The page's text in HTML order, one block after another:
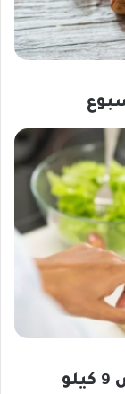
رجيم حرق الدهون بالجسم ينقص 9 كيلو